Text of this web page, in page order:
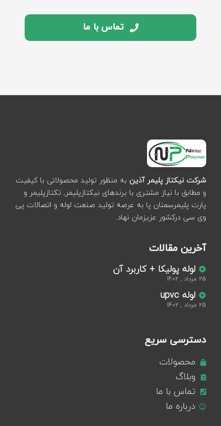
تماس با ما
شرکت نیکتاز پلیمر آذین به منظور تولید محصولاتی با کیفیت
و مطابق با نیاز مشتری با برندهای نیکتازپلیمر, تکتازپلیمر و
پارت پلیمرسمنان پا به عرصه تولید صنعت لوله و اتصالات پی
وی سی درکشور عزیزمان نهاد.
آخرین مقالات
لوله پولیکا + کاربرد آن
25 مرداد , 1402
لوله upvc
25 مرداد , 1402
دسترسی سریع
محصولات
وبلاگ
تماس با ما
درباره ما